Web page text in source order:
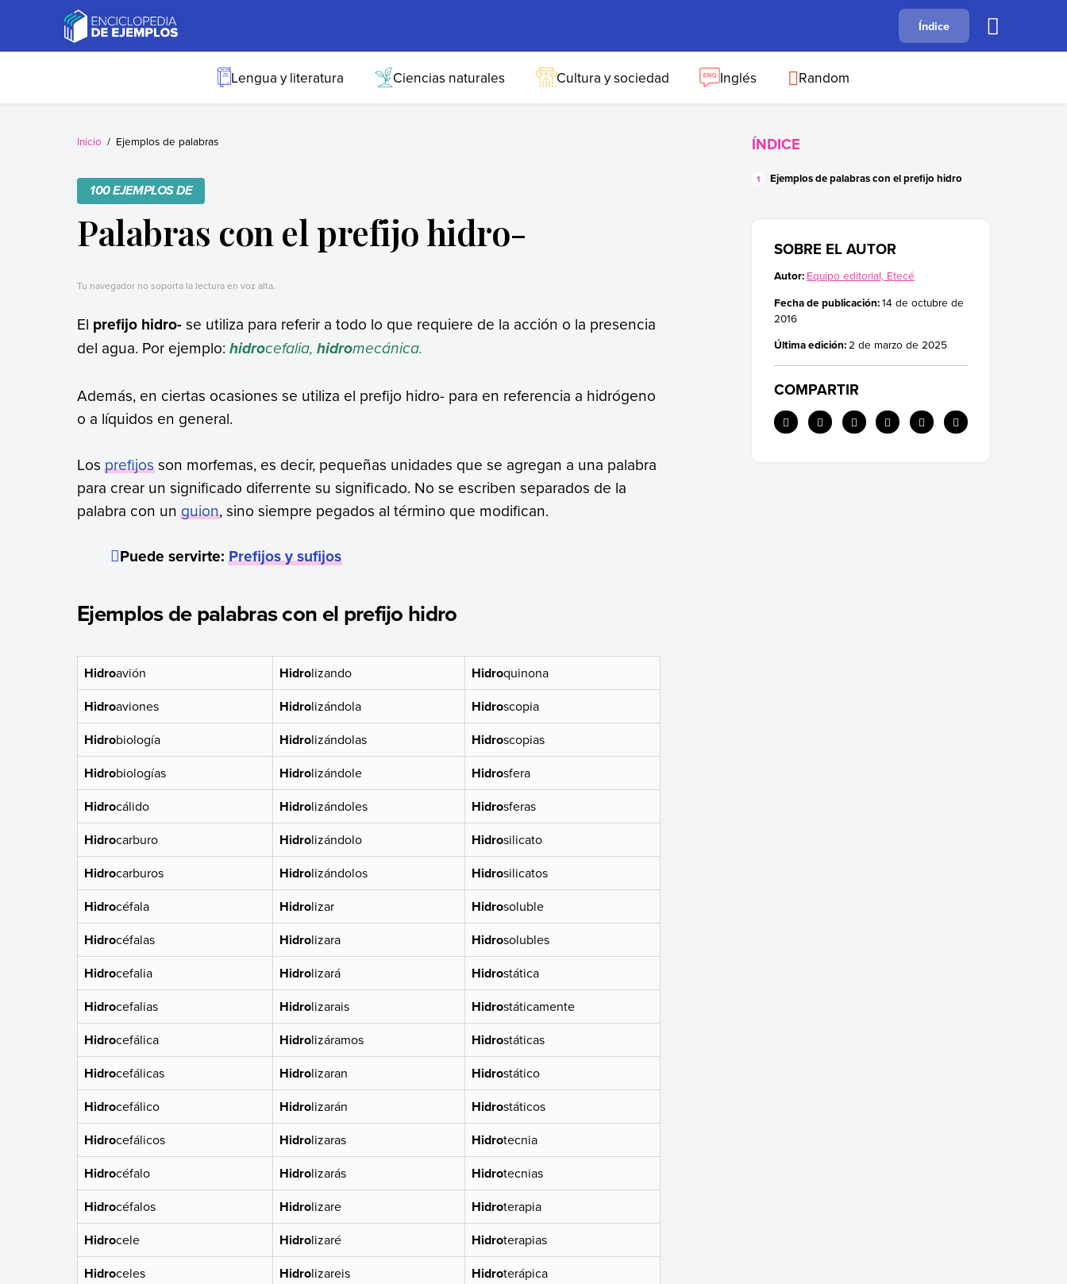
Ejemplos
Necesitas ejemplos.
B C F
Índice
Lengua y literatura Ciencias naturales Cultura y sociedad Inglés Random
Inicio Ejemplos de palabras
100 EJEMPLOS DE
Palabras con el prefijo hidro-
Tu navegador no soporta la lectura en voz alta.
El prefijo hidro-se utiliza para referir a todo lo que requiere de la acción o la presencia
del agua. Por ejemplo: hidrocefalia, hidromecánica.
Además, en ciertas ocasiones se utiliza el prefijo hidro- para en referencia a hidrógeno
o a líquidos en general.
Losprefijosson morfemas, es decir, pequeñas unidades que se agregan a una palabra
para crear un significado diferrente su significado. No se escriben separados de la
palabra con unguion, sino siempre pegados al término que modifican.
Puede servirte:Prefijos y sufijos
Ejemplos de palabras con el prefijo hidro
Hidroavión Hidrolizando Hidroquinona
Hidroaviones Hidrolizándola Hidroscopia
Hidrobiología Hidrolizándolas Hidroscopias
Hidrobiologías Hidrolizándole Hidrosfera
Hidrocálido Hidrolizándoles Hidrosferas
Hidrocarburo Hidrolizándolo Hidrosilicato
Hidrocarburos Hidrolizándolos Hidrosilicatos
Hidrocéfala Hidrolizar Hidrosoluble
Hidrocéfalas Hidrolizara Hidrosolubles
Hidrocefalia Hidrolizará Hidrostática
Hidrocefalias Hidrolizarais Hidrostáticamente
Hidrocefálica Hidrolizáramos Hidrostáticas
Hidrocefálicas Hidrolizaran Hidrostático
Hidrocefálico Hidrolizarán Hidrostáticos
Hidrocefálicos Hidrolizaras Hidrotecnia
Hidrocéfalo Hidrolizarás Hidrotecnias
Hidrocéfalos Hidrolizare Hidroterapia
Hidrocele Hidrolizaré Hidroterapias
Hidroceles Hidrolizareis Hidroterápica
ÍNDICE
Ejemplos de palabras con el prefijo hidro
SOBRE EL AUTOR
Autor: Equipo editorial, Etecé
Fecha de publicación:14 de octubre de
2016
Última edición:2 de marzo de 2025
COMPARTIR